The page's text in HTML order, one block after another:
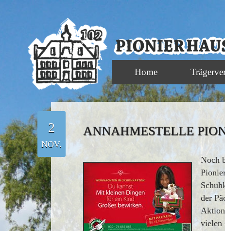
Home
2
NOV.
ANNAHMESTELLE
Noch
der
vielen